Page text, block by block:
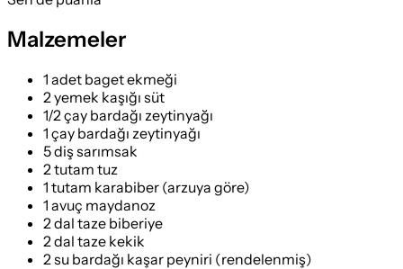
Malzemeler
1 adet baget ekmeği
2 yemek kaşığı süt
1/2 çay bardağı zeytinyağı
1 çay bardağı zeytinyağı
5 diş sarımsak
2 tutam tuz
1 tutam karabiber (arzuya göre)
1 avuç maydanoz
2 dal taze biberiye
2 dal taze kekik
2 su bardağı kaşar peyniri (rendelenmiş)